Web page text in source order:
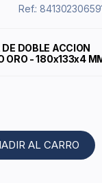
Ref.:
DOBLE ACCION
ORO - 180x133x4
AL CARRO